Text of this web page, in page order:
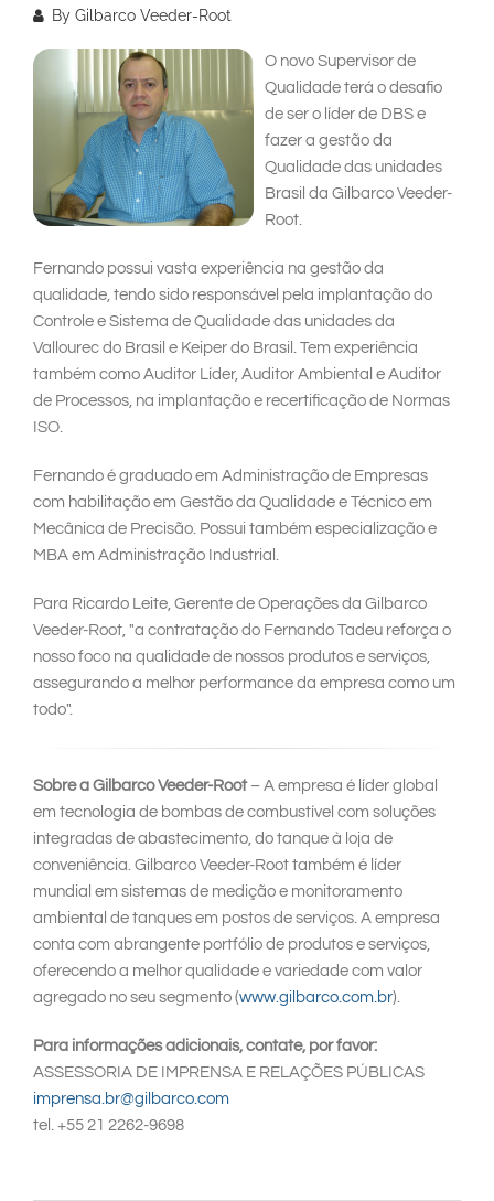
By Gilbarco Veeder-Root
O novo Supervisor de
Qualidade terá o desafio
de ser o líder de DBS e
fazer a gestão da
Qualidade das unidades
Brasil da Gilbarco Veeder-
Root.
Fernando possui vasta experiência na gestão da
qualidade, tendo sido responsável pela implantação do
Controle e Sistema de Qualidade das unidades da
Vallourec do Brasil e Keiper do Brasil. Tem experiência
também como Auditor Líder, Auditor Ambiental e Auditor
de Processos, na implantação e recertificação de Normas
ISO.
Fernando é graduado em Administração de Empresas
com habilitação em Gestão da Qualidade e Técnico em
Mecânica de Precisão. Possui também especialização e
MBA em Administração Industrial.
Para Ricardo Leite, Gerente de Operações da Gilbarco
Veeder-Root, "a contratação do Fernando Tadeu reforça o
nosso foco na qualidade de nossos produtos e serviços,
assegurando a melhor performance da empresa como um
todo".
Sobre a Gilbarco Veeder-Root– A empresa é líder global
em tecnologia de bombas de combustível com soluções
integradas de abastecimento, do tanque à loja de
conveniência. Gilbarco Veeder-Root também é líder
mundial em sistemas de medição e monitoramento
ambiental de tanques em postos de serviços. A empresa
conta com abrangente portfólio de produtos e serviços,
oferecendo a melhor qualidade e variedade com valor
agregado no seu segmento (www.gilbarco.com.br).
Para informações adicionais, contate, por favor:
ASSESSORIA DE IMPRENSA E RELAÇÕES PÚBLICAS
imprensa.br@gilbarco.com
tel. +55 21 2262-9698